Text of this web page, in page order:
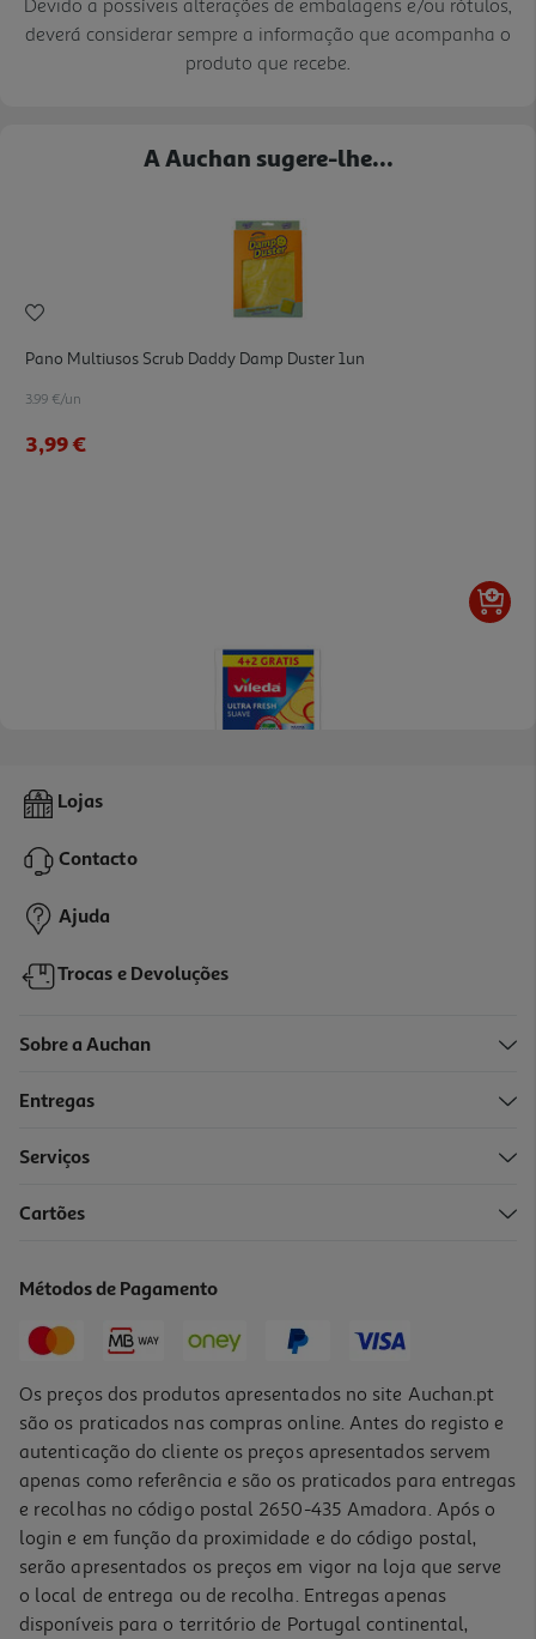
deverá considerar sempre a informação que acompanha o
produto que recebe.
A Auchan sugere-lhe...
Pano Multiusos Scrub Daddy Damp Duster 1un
3.99 €/un
3,99 €
Pano Vileda Económico Suave 6un
3,98 €
Lojas
Contacto
Ajuda
Trocas e Devoluções
Sobre a Auchan
Entregas
Serviços
Cartões
Métodos de Pagamento
Os preços dos produtos apresentados no site Auchan.pt
são os praticados nas compras online. Antes do registo e
autenticação do cliente os preços apresentados servem
apenas como referência e são os praticados para entregas
e recolhas no código postal 2650-435 Amadora. Após o
login e em função da proximidade e do código postal,
serão apresentados os preços em vigor na loja que serve
o local de entrega ou de recolha. Entregas apenas
disponíveis para o território de Portugal continental,